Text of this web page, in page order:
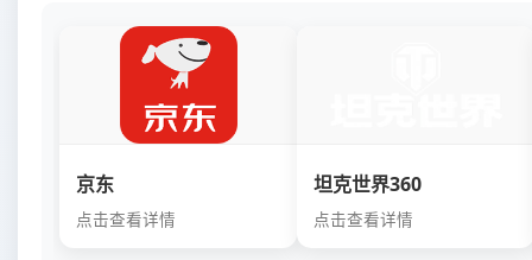
京东
点击查看详情
坦克世界360
点击查看详情